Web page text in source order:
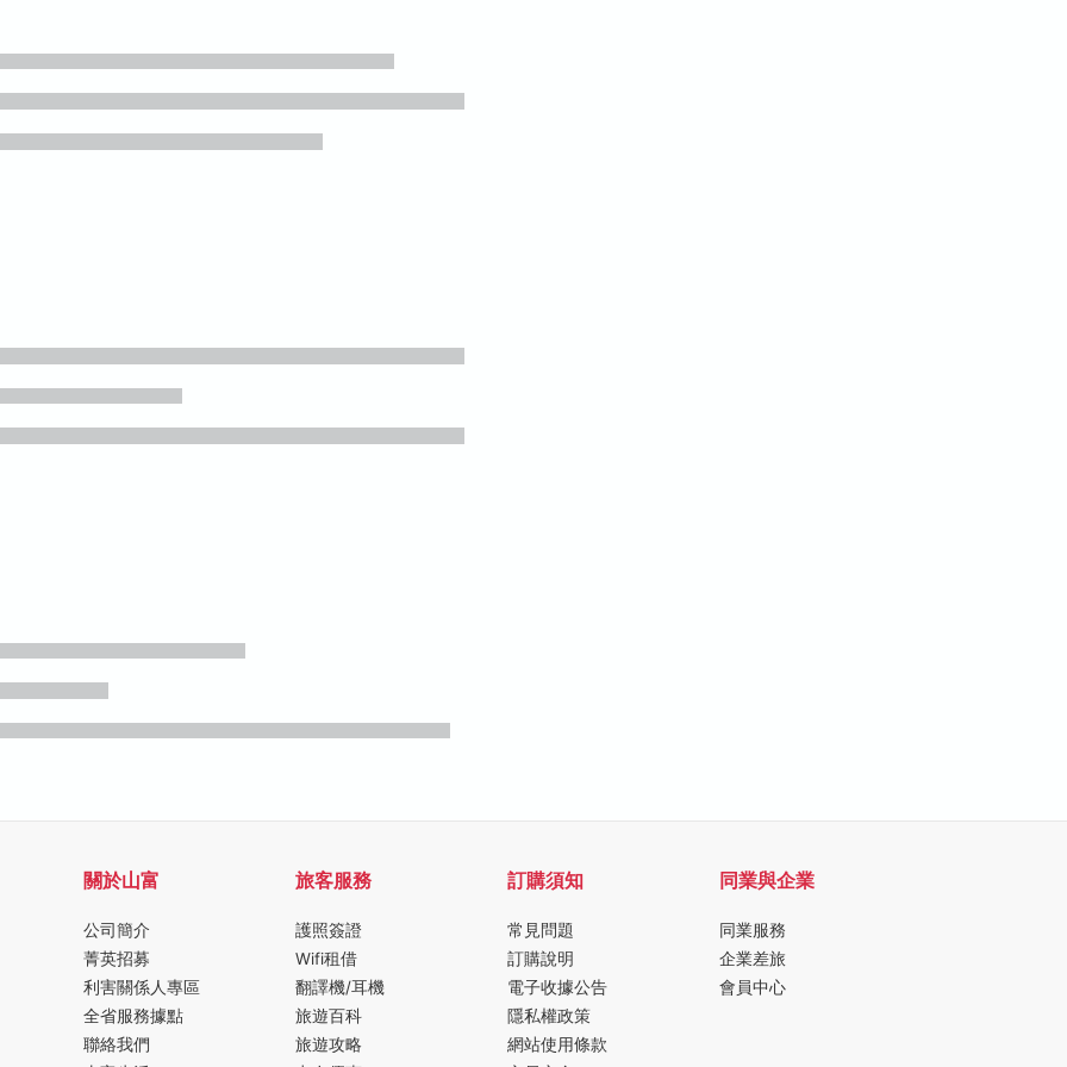
關於山富
公司簡介
菁英招募
利害關係人專區
全省服務據點
聯絡我們
旅客服務
護照簽證
Wifi租借
翻譯機/耳機
旅遊百科
旅遊攻略
訂購須知
常見問題
訂購說明
電子收據公告
隱私權政策
網站使用條款
同業與企業
同業服務
企業差旅
會員中心